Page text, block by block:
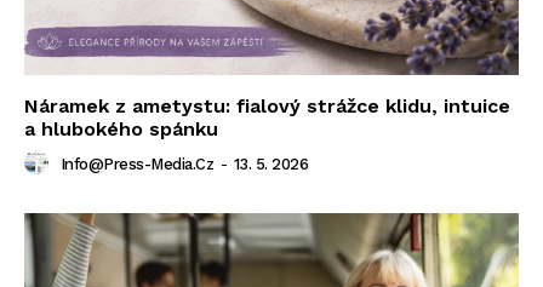
Náramek z ametystu: fialový strážce klidu, intuice
a hlubokého spánku
Info@press-Media.cz - 13. 5. 2026